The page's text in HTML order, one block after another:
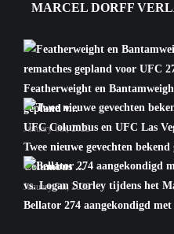
MARCEL DORFF
Featherweight en
gepland v...
January 6th, 2022
Twee nieuwe gevechten
Columbus ...
January 5th, 2022
Bellator 274 aangekondigd